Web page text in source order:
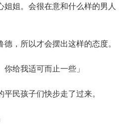
姐。会很在意和什么样的男人
，所以才会摆出这样的态度。
给我适可而止一些」
民孩子们快步走了过来。